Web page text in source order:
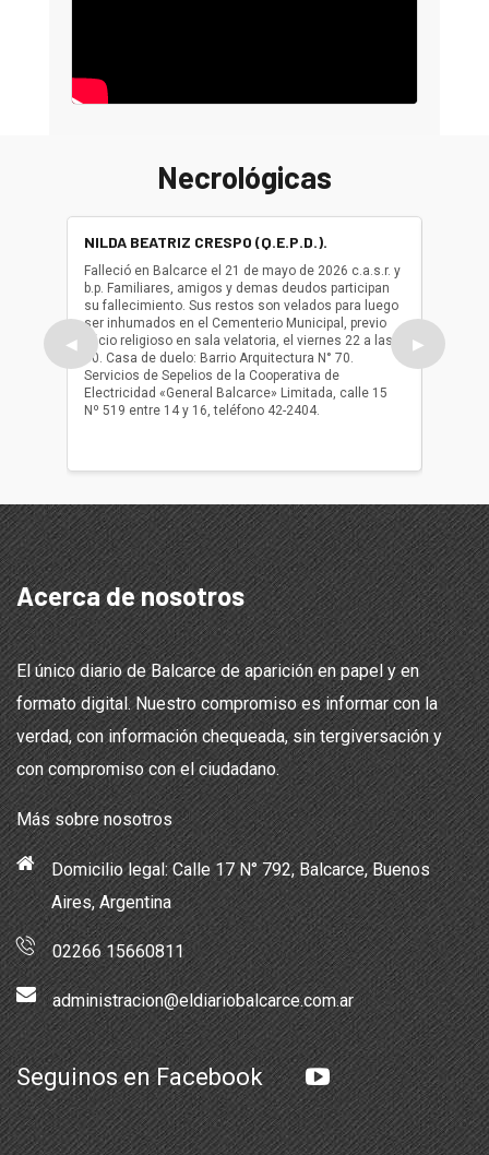
Necrológicas
◀
NILDA BEATRIZ CRESPO (Q.E.P.D.).
Falleció en Balcarce el 21 de mayo de 2026 c.a.s.r. y
b.p. Familiares, amigos y demas deudos participan
su fallecimiento. Sus restos son velados para luego
ser inhumados en el Cementerio Municipal, previo
oficio religioso en sala velatoria, el viernes 22 a las
10. Casa de duelo: Barrio Arquitectura N° 70.
Servicios de Sepelios de la Cooperativa de
Electricidad «General Balcarce» Limitada, calle 15
Nº 519 entre 14 y 16, teléfono 42-2404.
ser
oficio
▶
Acerca de nosotros
El único diario de Balcarce de aparición en papel y en
formato digital. Nuestro compromiso es informar con la
verdad, con información chequeada, sin tergiversación y
con compromiso con el ciudadano.
Más sobre nosotros
Domicilio legal: Calle 17 N° 792, Balcarce, Buenos
Aires, Argentina
02266 15660811
administracion@eldiariobalcarce.com.ar
Seguinos en Facebook